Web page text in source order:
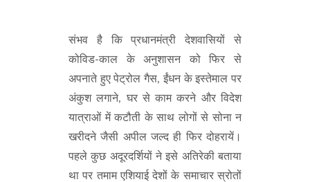
संभव है कि प्रधानमंत्री देशवासियों से
कोविड-काल के अनुशासन को फिर से
अपनाते हुए पेट्रोल गैस, ईंधन के इस्तेमाल पर
अंकुश लगाने, घर से काम करने और विदेश
यात्राओं में कटौती के साथ लोगों से सोना न
खरीदने जैसी अपील जल्द ही फिर दोहरायें।
पहले कुछ अदूरदर्शियों ने इसे अतिरेकी बताया
था पर तमाम एशियाई देशों के समाचार स्रोतों